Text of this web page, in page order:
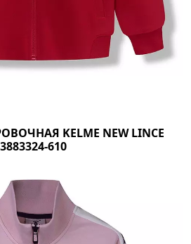
KELME NEW LINCE
610